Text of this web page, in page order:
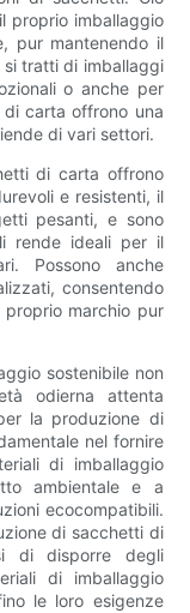
proprio imballaggio
pur mantenendo il
tratti di imballaggi
o anche per
di carta offrono una
di vari settori.
di carta offrono
e resistenti, il
pesanti, e sono
rende ideali per il
Possono anche
consentendo
marchio pur
sostenibile non
odierna attenta
la produzione di
nel fornire
di imballaggio
ambientale e a
ecocompatibili.
di sacchetti di
di disporre degli
di imballaggio
le loro esigenze